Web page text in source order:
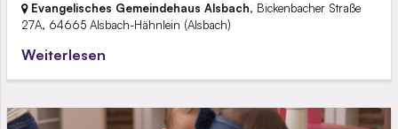
Evangelisches Gemeindehaus Alsbach, Bickenbacher Straße
27A, 64665 Alsbach-Hähnlein (Alsbach)
Weiterlesen